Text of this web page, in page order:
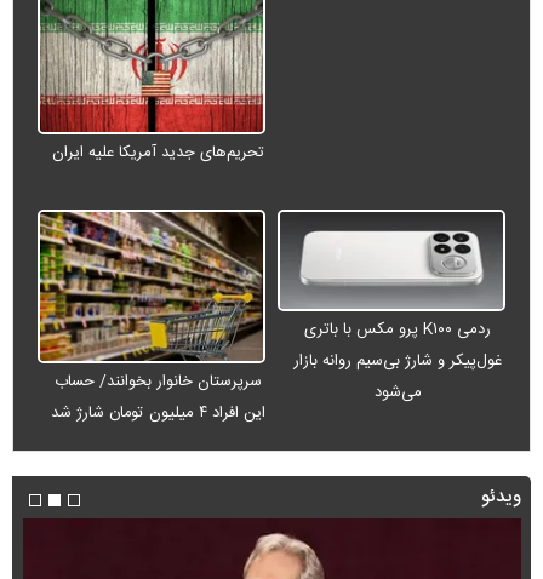
تحریم‌های جدید آمریکا علیه ایران
ردمی K۱۰۰ پرو مکس با باتری
غول‌پیکر و شارژ بی‌سیم روانه بازار
می‌شود
سرپرستان خانوار بخوانند/ حساب
این افراد ۴ میلیون تومان شارژ شد
ویدئو